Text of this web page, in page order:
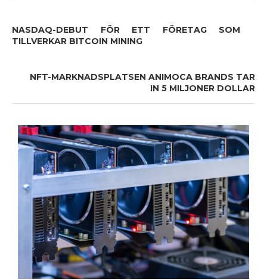
NASDAQ-DEBUT FÖR ETT FÖRETAG SOM
TILLVERKAR BITCOIN MINING
NFT-MARKNADSPLATSEN ANIMOCA BRANDS TAR
IN 5 MILJONER DOLLAR